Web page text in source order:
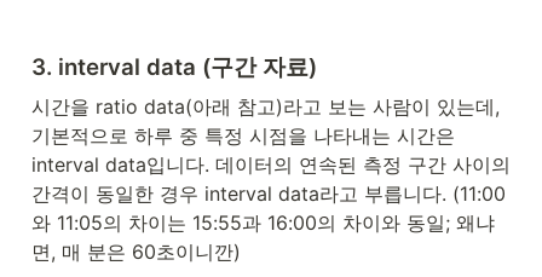
3. interval data (구간 자료)
시간을 ratio data(아래 참고)라고 보는 사람이 있는데,
기본적으로 하루 중 특정 시점을 나타내는 시간은
interval data입니다. 데이터의 연속된 측정 구간 사이의
간격이 동일한 경우 interval data라고 부릅니다. (11:00
와 11:05의 차이는 15:55과 16:00의 차이와 동일; 왜냐
면, 매 분은 60초이니깐)